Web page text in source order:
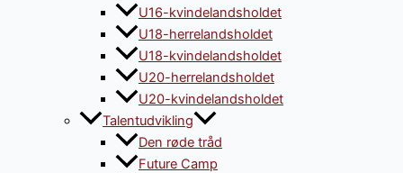
U16-kvindelandsholdet
U18-herrelandsholdet
U18-kvindelandsholdet
U20-herrelandsholdet
U20-kvindelandsholdet
Talentudvikling
Den røde tråd
Future Camp